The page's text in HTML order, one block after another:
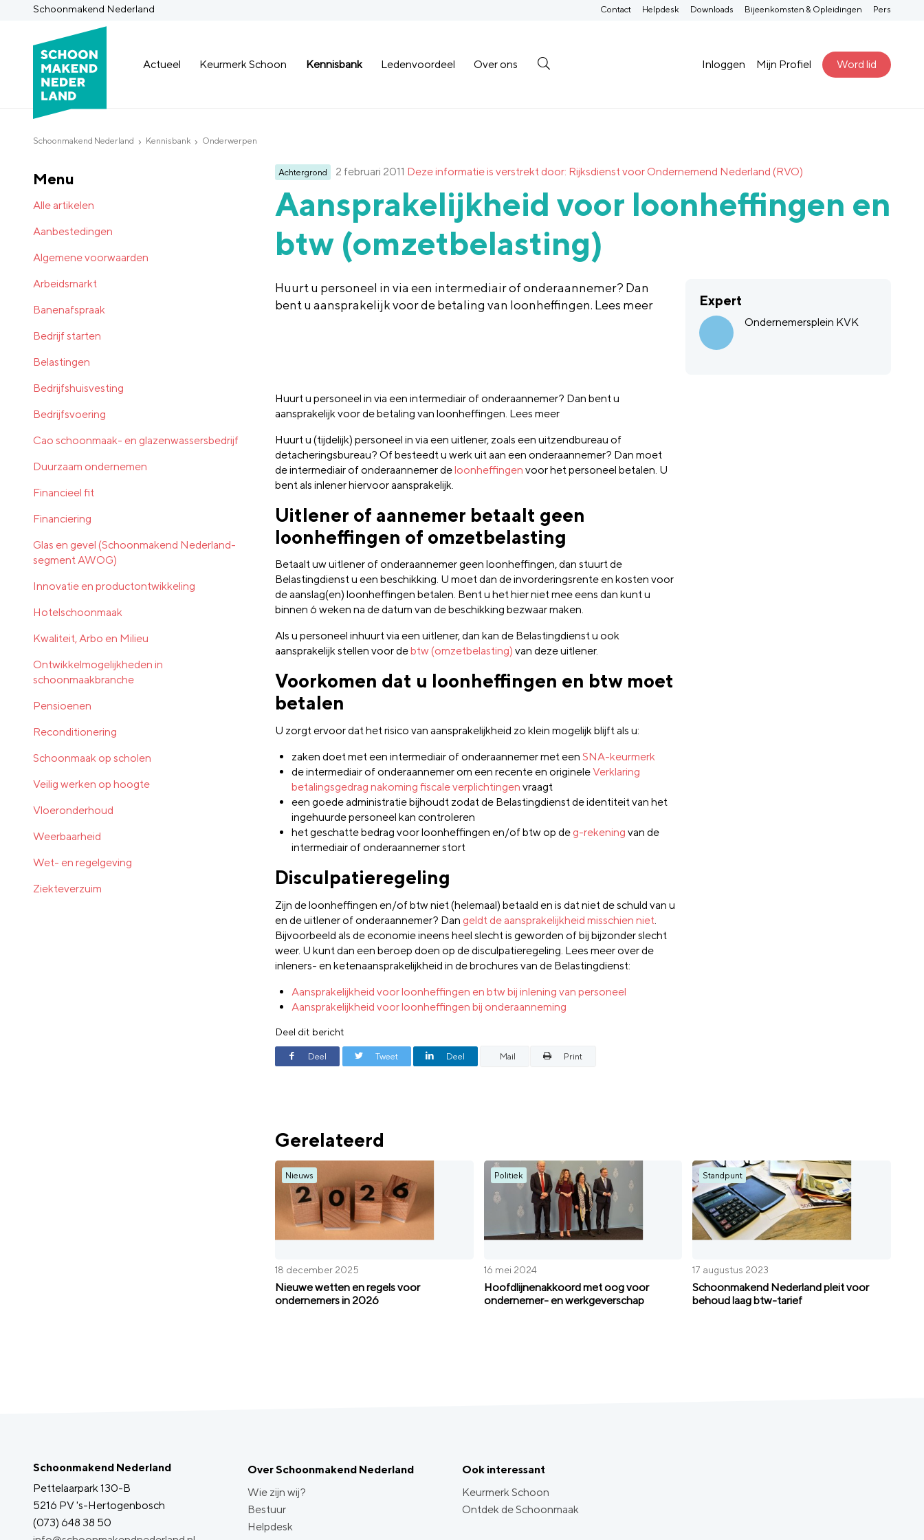
Schoonmakend Nederland
Actueel Keurmerk Schoon Kennisbank Ledenvoordeel Over ons Inloggen Mijn Profiel Word lid
Contact Helpdesk Downloads Bijeenkomsten & Opleidingen Pers
Schoonmakend Nederland Kennisbank Onderwerpen
Achtergrond 2 februari 2011 Deze informatie is verstrekt door: Rijksdienst voor Ondernemend Nederland (RVO)
Aansprakelijkheid voor loonheffingen en
btw (omzetbelasting)
Huurt u personeel in via een intermediair of onderaannemer? Dan
bent u aansprakelijk voor de betaling van loonheffingen. Lees meer
Expert
Ondernemersplein KVK
Huurt u personeel in via een intermediair of onderaannemer? Dan bent u
aansprakelijk voor de betaling van loonheffingen. Lees meer
Huurt u (tijdelijk) personeel in via een uitlener, zoals een uitzendbureau of
detacheringsbureau? Of besteedt u werk uit aan een onderaannemer? Dan moet
de intermediair of onderaannemer deloonheffingen voor het personeel betalen. U
bent als inlener hiervoor aansprakelijk.
Uitlener of aannemer betaalt geen
loonheffingen of omzetbelasting
Betaalt uw uitlener of onderaannemer geen loonheffingen, dan stuurt de
Belastingdienst u een beschikking. U moet dan de invorderingsrente en kosten voor
de aanslag(en) loonheffingen betalen. Bent u het hier niet mee eens dan kunt u
binnen 6 weken na de datum van de beschikking bezwaar maken.
Als u personeel inhuurt via een uitlener, dan kan de Belastingdienst u ook
aansprakelijk stellen voor debtw (omzetbelasting) van deze uitlener.
Voorkomen dat u loonheffingen en btw moet
betalen
U zorgt ervoor dat het risico van aansprakelijkheid zo klein mogelijk blijft als u:
zaken doet met een intermediair of onderaannemer met een SNA-keurmerk
de intermediair of onderaannemer om een recente en origineleVerklaring
betalingsgedrag nakoming fiscale verplichtingen vraagt
een goede administratie bijhoudt zodat de Belastingdienst de identiteit van het
ingehuurde personeel kan controleren
het geschatte bedrag voor loonheffingen en/of btw op de g-rekening van de
intermediair of onderaannemer stort
Disculpatieregeling
Zijn de loonheffingen en/of btw niet (helemaal) betaald en is dat niet de schuld van u
en de uitlener of onderaannemer? Dan geldt de aansprakelijkheid misschien niet
Bijvoorbeeld als de economie ineens heel slecht is geworden of bij bijzonder slecht
weer. U kunt dan een beroep doen op de disculpatieregeling. Lees meer over de
inleners- en ketenaansprakelijkheid in de brochures van de Belastingdienst:
Aansprakelijkheid voor loonheffingen en btw bij inlening van personeel
Aansprakelijkheid voor loonheffingen bij onderaanneming
Deel dit bericht
Deel Tweet Deel Mail Print
Gerelateerd
Nieuws
18 december 2025
Nieuwe wetten en regels voor
ondernemers in 2026
Politiek
16 mei 2024
Hoofdlijnenakkoord met oog voor
ondernemer- en werkgeverschap
Standpunt
17 augustus 2023
Schoonmakend Nederland pleit voor
behoud laag btw-tarief
Menu
Alle artikelen
Aanbestedingen
Algemene voorwaarden
Arbeidsmarkt
Banenafspraak
Bedrijf starten
Belastingen
Bedrijfshuisvesting
Bedrijfsvoering
Cao schoonmaak- en glazenwassersbedrijf
Duurzaam ondernemen
Financieel fit
Financiering
Glas en gevel (Schoonmakend Nederland-
segment AWOG)
Innovatie en productontwikkeling
Hotelschoonmaak
Kwaliteit, Arbo en Milieu
Ontwikkelmogelijkheden in
schoonmaakbranche
Pensioenen
Reconditionering
Schoonmaak op scholen
Veilig werken op hoogte
Vloeronderhoud
Weerbaarheid
Wet- en regelgeving
Ziekteverzuim
Schoonmakend Nederland
Pettelaarpark 130-B
5216 PV 's-Hertogenbosch
(073) 648 38 50
Over Schoonmakend Nederland
Wie zijn wij?
Bestuur
Helpdesk
Ook interessant
Keurmerk Schoon
Ontdek de Schoonmaak